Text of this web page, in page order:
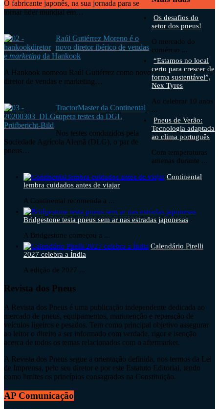
O fabricante japonês, na sua jornada para se
tornar líder mundial em…
Raúl Gutiérrez Moreno é o
novo diretor ibérico de vendas
e marketing da Hankook
A Hankook nomeou Raúl Gutiérrez como novo
diretor de vendas e marketing…
TractorMaster da Continental
supera testes da DGL
Nos testes conduzidos pela
Sociedade Agrícola Alemã (DLG), o par de
pneus…
Os desafios do
setor dos pneus!
O mercado do
comércio ...
“Estamos no local
certo para crescer de
forma sustentável”,
Nex Tyres
Ao celebrar 10 anos
...
Pneus de Verão:
Tecnologia adaptada
ao clima português
Com temperaturas
amenas durante ...
Continental
lembra cuidados antes de viajar
A Continental recomenda a ...
Bridgestone testa pneus sem ar nas estradas japonesas
A Bridgestone começou a ...
Calendário Pirelli
2027 celebra a Índia
A edição de 2027 ...
Revista dos Pneus
A Revista dos Pneus é uma publicação independente dedicada ao
mercado de pneus, equipamentos, manutenção e reparação de
veículos ligeiros e pesados. Tem como principal objetivo assegurar
ao leitor o direito a ser informado com verdade, rigor e isenção
acerca de todos os temas relacionados com o aftermarket.
A Revista dos Pneus segue a orientação definida, nos termos da Lei
de Imprensa, pelo seu diretor e por este Estatuto Editorial, tendo
como limites os princípios consagrados na Constituição.
AP Comunicação